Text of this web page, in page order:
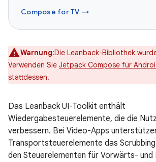
Compose for TV →
Warnung:Die Leanback-Bibliothek
Verwenden Sie Jetpack Compose für
stattdessen.
Das Leanback UI-Toolkit enthält
Wiedergabesteuerelemente, die die
verbessern. Bei Video-Apps
Transportsteuerelemente das
den Steuerelementen für Vorwärts- und